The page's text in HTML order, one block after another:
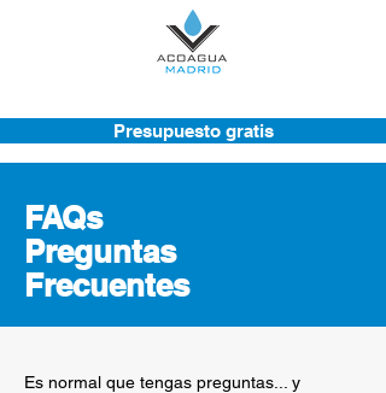
Presupuesto gratis
FAQs
Preguntas
Frecuentes
Es normal que tengas preguntas... y